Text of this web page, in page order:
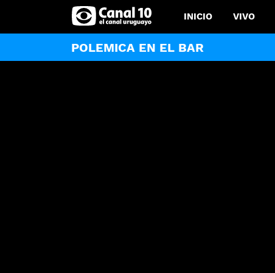
INICIO VIVO
POLEMICA EN EL BAR